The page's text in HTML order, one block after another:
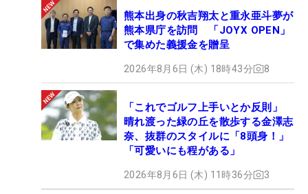
熊本出身の秋吉翔太と重永亜斗夢が
熊本県庁を訪問 「JOYX OPEN」
で集めた義援金を贈呈
2026年8月6日 (木) 18時43分 8
「これでゴルフ上手いとか反則」
晴れ渡った緑の丘を散歩する金澤志
奈、抜群のスタイルに「8頭身！」
「可愛いにも程がある」
2026年8月6日 (木) 11時36分 3